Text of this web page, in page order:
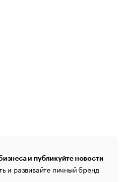
и публикуйте новости
и развивайте личный бренд